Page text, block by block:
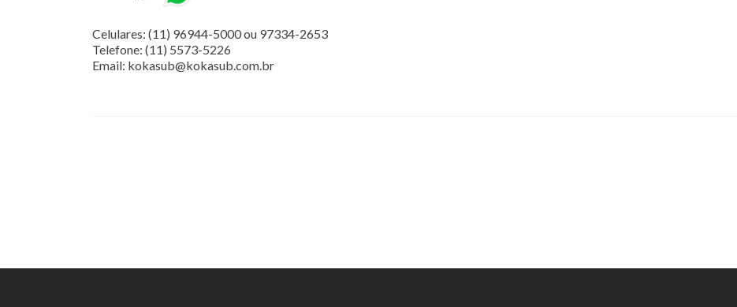
Celulares: (11) 96944-5000 ou 97334-2653
Telefone: (11) 5573-5226
Email: kokasub@kokasub.com.br